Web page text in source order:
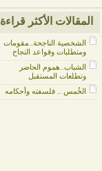
المقالات الأكثر قراءة
الشخصية الناجحة..مقومات
ومتطلبات وقواعد النجاح
الشباب..هموم الحاضر
وتطلعات المستقبل
الخُمس .. فلسفته وأحكامه